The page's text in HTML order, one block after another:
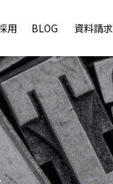
用 BLOG 資料請求